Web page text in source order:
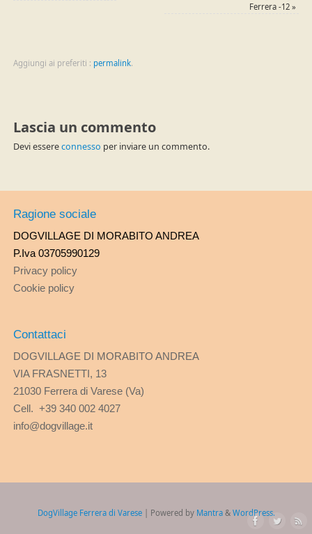
Ferrera -12 »
Aggiungi ai preferiti : permalink.
Lascia un commento
Devi essereconnesso per inviare un commento.
Ragione sociale
DOGVILLAGE DI MORABITO ANDREA
P.Iva 03705990129
Privacy policy
Cookie policy
Contattaci
DOGVILLAGE DI MORABITO ANDREA
VIA FRASNETTI, 13
21030 Ferrera di Varese (Va)
Cell. +39 340 002 4027
info@dogvillage.it
DogVillage Ferrera di Varese| Powered by Mantra& WordPress.